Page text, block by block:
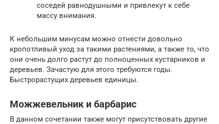
соседей равнодушными и привлекут к себе
массу внимания.
К небольшим минусам можно отнести довольно
кропотливый уход за такими растениями, а также то, что
они очень долго растут до полноценных кустарников и
деревьев. Зачастую для этого требуются годы.
Быстрорастущих деревьев единицы.
Можжевельник и барбарис
В данном сочетании также могут присутствовать другие